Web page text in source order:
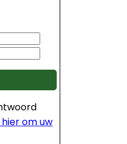
hier om uw